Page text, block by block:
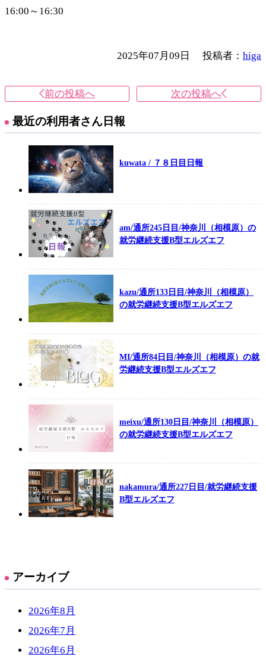
16:00～16:30
2025年07月09日 投稿者： higa
前の投稿へ 次の投稿へ
最近の利用者さん日報
kuwata / ７８日目日報
am/通所245日目/神奈川（相模原）の
就労継続支援B型エルズエフ
kazu/通所133日目/神奈川（相模原）
の就労継続支援B型エルズエフ
MI/通所84日目/神奈川（相模原）の就
労継続支援B型エルズエフ
meixu/通所130日目/神奈川（相模原）
の就労継続支援B型エルズエフ
nakamura/通所227日目/就労継続支援
B型エルズエフ
アーカイブ
2026年8月
2026年7月
2026年6月